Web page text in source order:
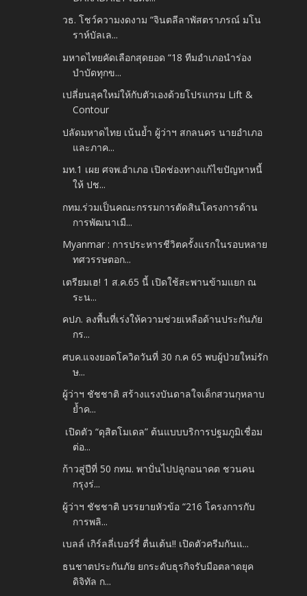
วธ. โชว์ความงดงาม “จินตลีลาพัสตราภรณ์ มโน
ราห์บัลเล...
มหาดไทยคัดเลือกสุดยอด “18 ทีมอำเภอนำร่อง
บำบัดทุกข...
เปลี่ยนลุคใหม่ให้กับตัวเองด้วยโปรแกรม Lift &
Contour
ปลัดมหาดไทย เน้นย้ำ ผู้ว่าฯ สกลนคร นายอำเภอ
และภาค...
มท.1 เผย ศจพ.อำเภอ เปิดช่องทางแก้ไขปัญหาหนี้
ให้ ปช...
กทม.ร่วมเป็นคณะกรรมการตัดสินโครงการด้าน
การพัฒนาเมื...
Myanmar : การประหารชีวิตครั้งแรกในรอบหลาย
ทศวรรษตอก...
เตรียมเฮ! 1 ส.ค.65 นี้ เปิดใช้สะพานข้ามแยก ณ
ระน...
คปภ. ลงพื้นที่เร่งให้ความช่วยเหลือด้านประกันภัย
กร...
ศบค.แจงยอดโควิดวันที่ 30 ก.ค 65 พบผู้ป่วยใหม่รัก
ษ...
ผู้ว่าฯ ชัชชาติ สร้างแรงบันดาลใจเด็กสวนกุหลาบ
ย้ำค...
เปิดตัว “ดุสิตโมเดล” ต้นแบบบริการปฐมภูมิเชื่อม
ต่อ...
ก้าวสู่ปีที่ 50 กทม. พาปั่นไปปลูกอนาคต ชวนคน
กรุงร่...
ผู้ว่าฯ ชัชชาติ บรรยายหัวข้อ “216 โครงการกับ
การพลิ...
เบลล์ เกิร์ลลี่เบอร์รี่ ตื่นเต้น!! เปิดตัวครีมกันแ...
ธนชาตประกันภัย ยกระดับธุรกิจรับมือตลาดยุค
ดิจิทัล ก...